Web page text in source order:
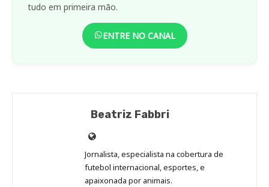
tudo em primeira mão.
ENTRE NO CANAL
Beatriz Fabbri
Site
de
Beatriz
Fabbri
Jornalista, especialista na cobertura de
futebol internacional, esportes, e
apaixonada por animais.